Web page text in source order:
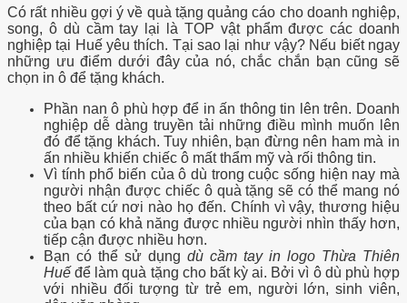
Có rất nhiều gợi ý về quà tặng quảng cáo cho doanh nghiệp,
song, ô dù cầm tay lại là TOP vật phẩm được các doanh
nghiệp tại Huế yêu thích. Tại sao lại như vậy? Nếu biết ngay
những ưu điểm dưới đây của nó, chắc chắn bạn cũng sẽ
chọn in ô để tặng khách.
Phần nan ô phù hợp để in ấn thông tin lên trên. Doanh
nghiệp dễ dàng truyền tải những điều mình muốn lên
đó để tặng khách. Tuy nhiên, bạn đừng nên ham mà in
ấn nhiều khiến chiếc ô mất thẩm mỹ và rối thông tin.
Vì tính phổ biến của ô dù trong cuộc sống hiện nay mà
người nhận được chiếc ô quà tặng sẽ có thể mang nó
theo bất cứ nơi nào họ đến. Chính vì vậy, thương hiệu
của bạn có khả năng được nhiều người nhìn thấy hơn,
tiếp cận được nhiều hơn.
Bạn có thể sử dụng dù cầm tay in logo Thừa Thiên
Huế để làm quà tặng cho bất kỳ ai. Bởi vì ô dù phù hợp
với nhiều đối tượng từ trẻ em, người lớn, sinh viên,